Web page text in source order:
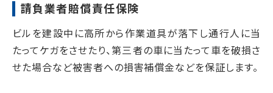
請負業者賠償責任保険
ビルを建設中に高所から作業道具が落下し通行人に当
たってケガをさせたり、第三者の車に当たって車を破損さ
せた場合など被害者への損害補償金などを保証します。